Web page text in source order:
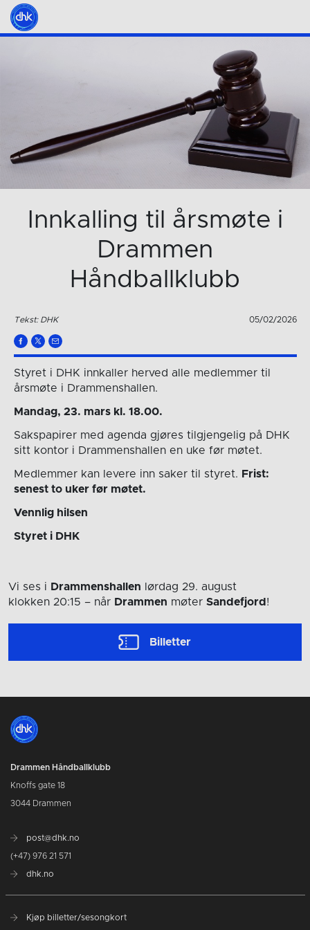
Innkalling til årsmøte i
Drammen
Håndballklubb
Tekst: DHK 05/02/2026
Styret i DHK innkaller herved alle medlemmer til
årsmøte i Drammenshallen.
Mandag, 23. mars kl. 18.00.
Sakspapirer med agenda gjøres tilgjengelig på DHK
sitt kontor i Drammenshallen en uke før møtet.
Medlemmer kan levere inn saker til styret. Frist:
senest to uker før møtet.
Vennlig hilsen
Styret i DHK
Vi ses i Drammenshallen lørdag 29. august
klokken 20:15 – når Drammen møter Sandefjord !
Billetter
Drammen Håndballklubb
Knoffs gate 18
3044 Drammen
post@dhk.no
(+47) 976 21 571
dhk.no
Kjøp billetter/sesongkort